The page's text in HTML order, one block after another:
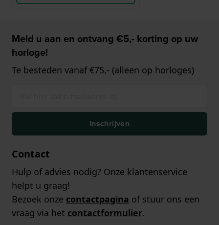
Meld u aan en ontvang €5,- korting op uw
horloge!
Te besteden vanaf €75,- (alleen op horloges)
Inschrijven
Contact
Hulp of advies nodig? Onze klantenservice
helpt u graag!
Bezoek onze contactpagina of stuur ons een
vraag via het contactformulier.